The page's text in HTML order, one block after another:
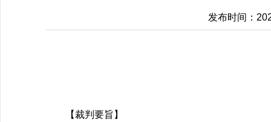
发布时间：
【裁判要旨】